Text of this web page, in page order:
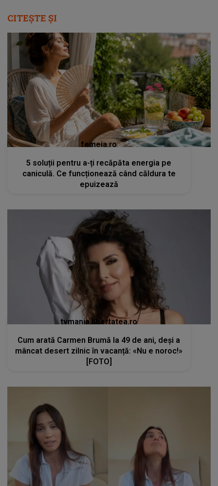
CITEȘTE ȘI
femeia.ro
5 soluții pentru a-ți recăpăta energia pe
caniculă. Ce funcționează când căldura te
epuizează
tvmania.libertatea.ro
Cum arată Carmen Brumă la 49 de ani, deși a
mâncat desert zilnic în vacanță: «Nu e noroc!»
[FOTO]